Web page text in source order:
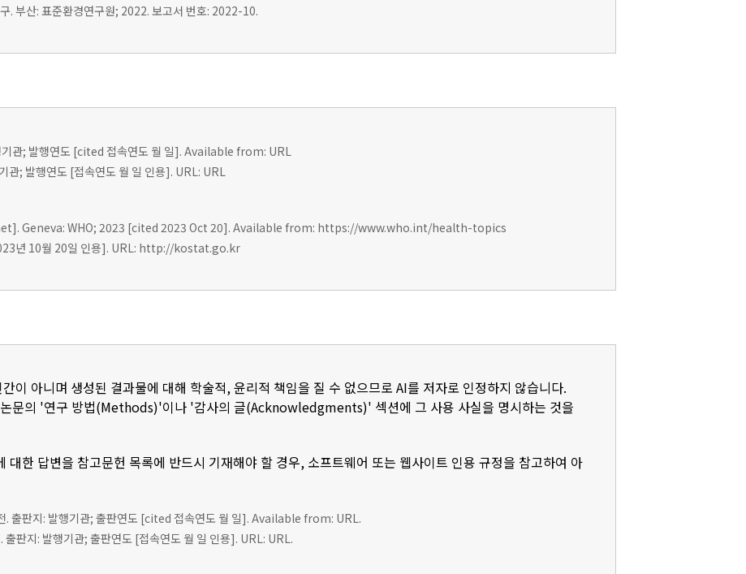
. 부산: 표준환경연구원; 2022. 보고서 번호: 2022-10.
관; 발행연도 [cited 접속연도 월 일]. Available from: URL
관; 발행연도 [접속연도 월 일 인용]. URL: URL
Geneva: WHO; 2023 [cited 2023 Oct 20]. Available from: https://www.who.int/health-topics
년 10월 20일 인용]. URL: http://kostat.go.kr
이 아니며 생성된 결과물에 대해 학술적, 윤리적 책임을 질 수 없으므로 AI를 저자로 인정하지 않습니다.
논문의 '연구 방법(Methods)'이나 '감사의 글(Acknowledgments)' 섹션에 그 사용 사실을 명시하는 것을
대한 답변을 참고문헌 목록에 반드시 기재해야 할 경우, 소프트웨어 또는 웹사이트 인용 규정을 참고하여 아
출판지: 발행기관; 출판연도 [cited 접속연도 월 일]. Available from: URL.
판지: 발행기관; 출판연도 [접속연도 월 일 인용]. URL: URL.